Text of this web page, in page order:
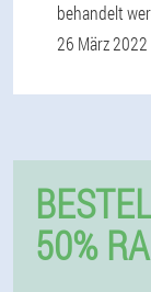
behandelt
26 März 2022
50%